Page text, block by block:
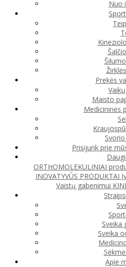
Nuo
Prekės
Maisto
Medicininės
Prisijunk prie
ORTHOMOLEKULINIAI
INOVATYVŪS PRODUKTAI
Vaistų gabenimui
Sveika
Sveika
Apie